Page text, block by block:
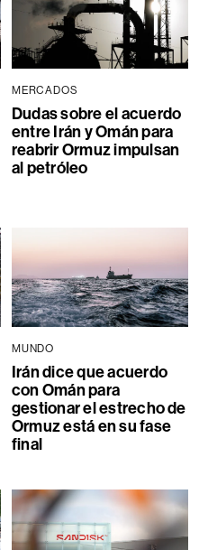
MERCADOS
Dudas sobre el acuerdo
entre Irán y Omán para
reabrir Ormuz impulsan
al petróleo
MUNDO
Irán dice que acuerdo
con Omán para
gestionar el estrecho de
Ormuz está en su fase
final